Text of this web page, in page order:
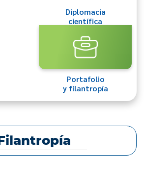
Diplomacia
científica
Portafolio
y filantropía
Filantropía